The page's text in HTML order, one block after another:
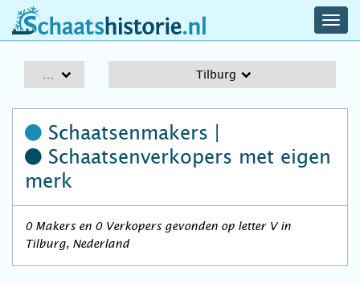
schaatshistorie.nl
Tilburg
Schaatsenmakers |
Schaatsenverkopers met eigen
merk
0 Makers en 0 Verkopers gevonden op letter V in
Tilburg, Nederland